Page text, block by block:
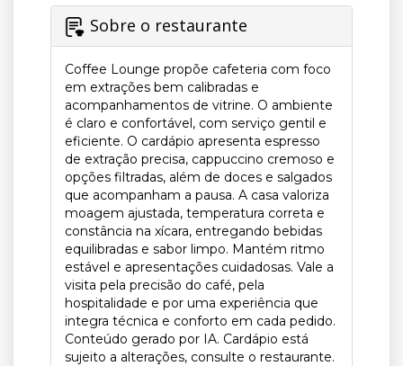
Sobre o restaurante
Coffee Lounge propõe cafeteria com foco
em extrações bem calibradas e
acompanhamentos de vitrine. O ambiente
é claro e confortável, com serviço gentil e
eficiente. O cardápio apresenta espresso
de extração precisa, cappuccino cremoso e
opções filtradas, além de doces e salgados
que acompanham a pausa. A casa valoriza
moagem ajustada, temperatura correta e
constância na xícara, entregando bebidas
equilibradas e sabor limpo. Mantém ritmo
estável e apresentações cuidadosas. Vale a
visita pela precisão do café, pela
hospitalidade e por uma experiência que
integra técnica e conforto em cada pedido.
Conteúdo gerado por IA. Cardápio está
sujeito a alterações, consulte o restaurante.